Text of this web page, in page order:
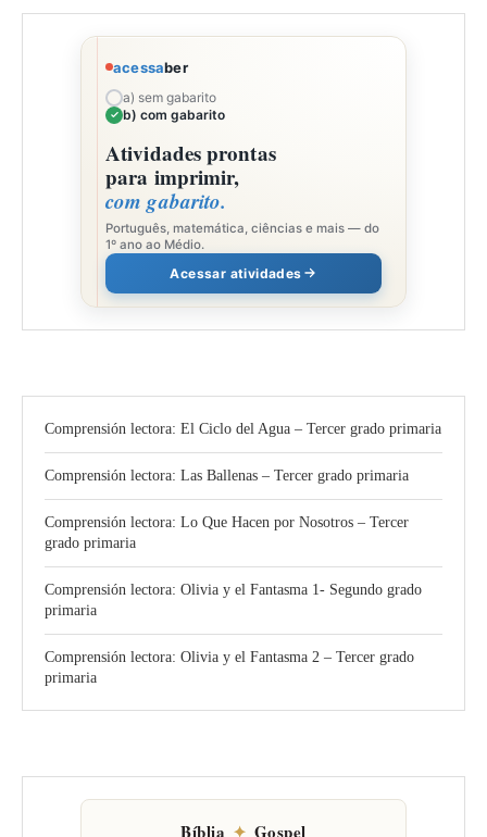
acessaber
a) sem gabarito
b) com gabarito
Atividades prontas
para imprimir,
com gabarito.
Português, matemática, ciências e mais — do
1º ano ao Médio.
Acessar atividades
Comprensión lectora: El Ciclo del Agua – Tercer grado primaria
Comprensión lectora: Las Ballenas – Tercer grado primaria
Comprensión lectora: Lo Que Hacen por Nosotros – Tercer
grado primaria
Comprensión lectora: Olivia y el Fantasma 1- Segundo grado
primaria
Comprensión lectora: Olivia y el Fantasma 2 – Tercer grado
primaria
Bíblia ✦ Gospel